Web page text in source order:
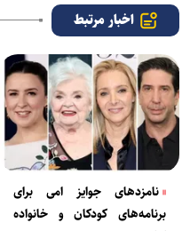
اخبار مرتبط
نامزد‌های جوایز امی برای
برنامه‌های کودکان و خانواده